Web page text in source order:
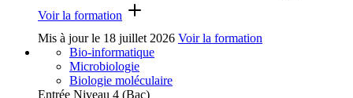
Voir la formation
Mis à jour le 18 juillet 2026 Voir la formation
Bio-informatique
Microbiologie
Biologie moléculaire
Entrée Niveau 4 (Bac)